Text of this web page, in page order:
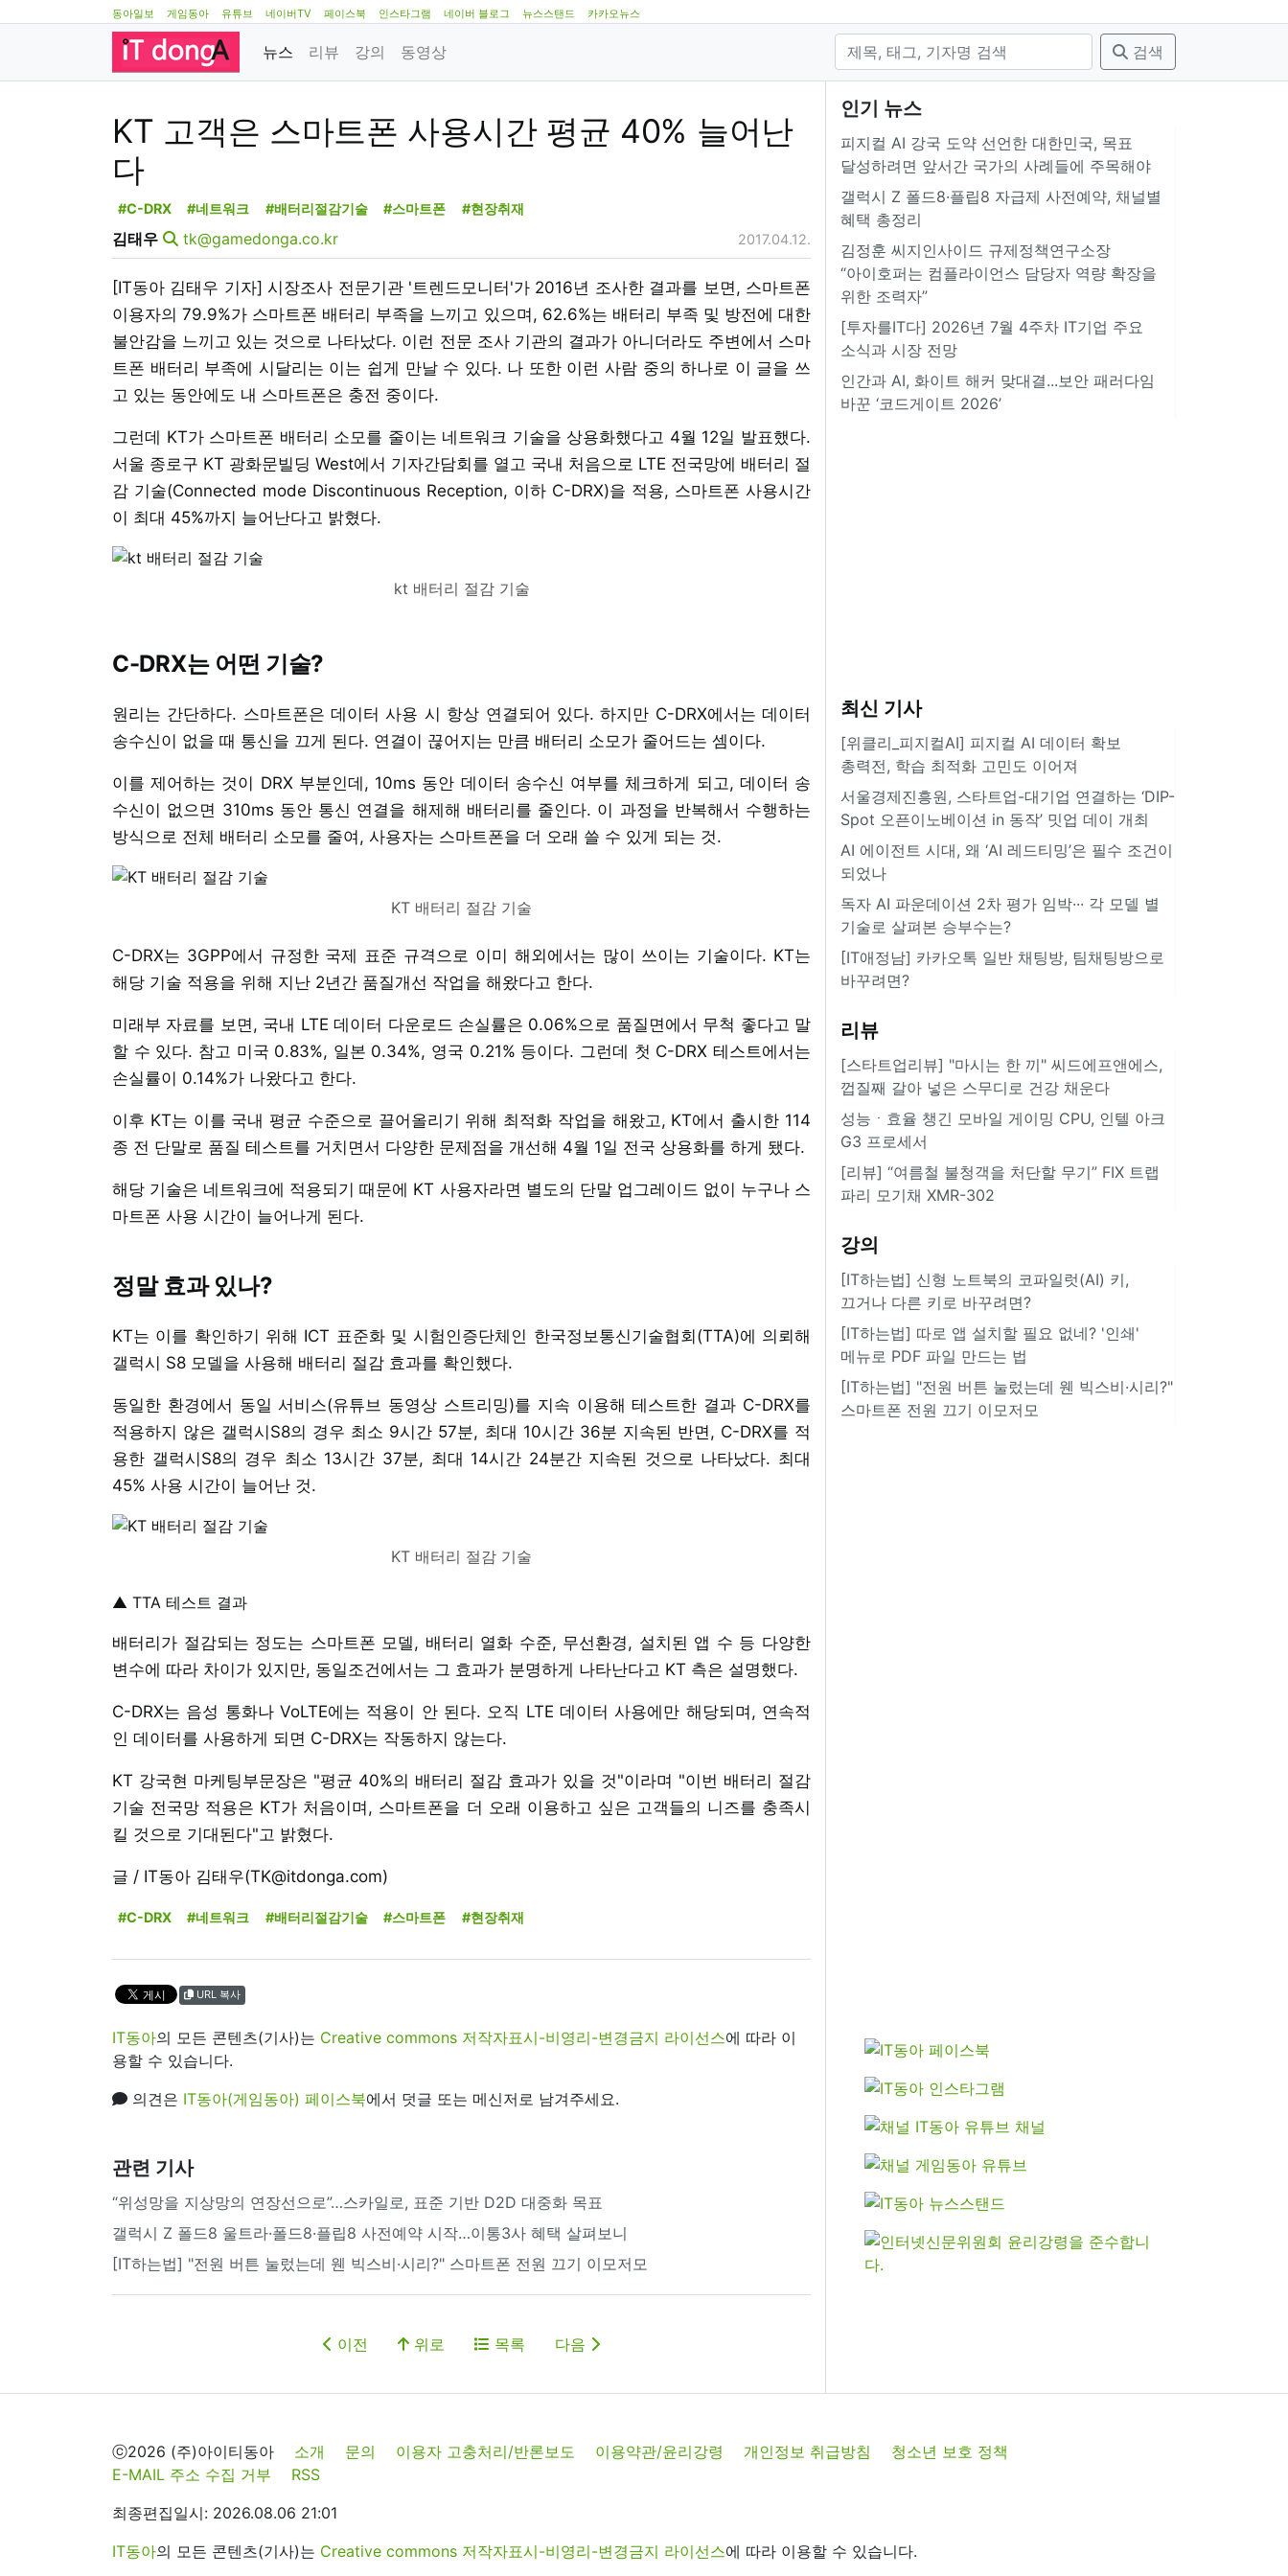
동아일보 게임동아 유튜브 네이버TV 페이스북 인스타그램 네이버 블로그 뉴스스탠드 카카오뉴스
뉴스 리뷰 강의 동영상 검색
KT 고객은 스마트폰 사용시간 평균 40% 늘어난
다
#C-DRX #네트워크 #배터리절감기술 #스마트폰 #현장취재
김태우 tk@gamedonga.co.kr 2017.04.12.
[IT동아 김태우 기자] 시장조사 전문기관 '트렌드모니터'가 2016년 조사한 결과를 보면, 스마트폰
이용자의 79.9%가 스마트폰 배터리 부족을 느끼고 있으며, 62.6%는 배터리 부족 및 방전에 대한
불안감을 느끼고 있는 것으로 나타났다. 이런 전문 조사 기관의 결과가 아니더라도 주변에서 스마
트폰 배터리 부족에 시달리는 이는 쉽게 만날 수 있다. 나 또한 이런 사람 중의 하나로 이 글을 쓰
고 있는 동안에도 내 스마트폰은 충전 중이다.
그런데 KT가 스마트폰 배터리 소모를 줄이는 네트워크 기술을 상용화했다고 4월 12일 발표했다.
서울 종로구 KT 광화문빌딩 West에서 기자간담회를 열고 국내 처음으로 LTE 전국망에 배터리 절
감 기술(Connected mode Discontinuous Reception, 이하 C-DRX)을 적용, 스마트폰 사용시간
이 최대 45%까지 늘어난다고 밝혔다.
kt 배터리 절감 기술
C-DRX는 어떤 기술?
원리는 간단하다. 스마트폰은 데이터 사용 시 항상 연결되어 있다. 하지만 C-DRX에서는 데이터
송수신이 없을 때 통신을 끄게 된다. 연결이 끊어지는 만큼 배터리 소모가 줄어드는 셈이다.
이를 제어하는 것이 DRX 부분인데, 10ms 동안 데이터 송수신 여부를 체크하게 되고, 데이터 송
수신이 없으면 310ms 동안 통신 연결을 해제해 배터리를 줄인다. 이 과정을 반복해서 수행하는
방식으로 전체 배터리 소모를 줄여, 사용자는 스마트폰을 더 오래 쓸 수 있게 되는 것.
KT 배터리 절감 기술
C-DRX는 3GPP에서 규정한 국제 표준 규격으로 이미 해외에서는 많이 쓰이는 기술이다. KT는
해당 기술 적용을 위해 지난 2년간 품질개선 작업을 해왔다고 한다.
미래부 자료를 보면, 국내 LTE 데이터 다운로드 손실률은 0.06%으로 품질면에서 무척 좋다고 말
할 수 있다. 참고 미국 0.83%, 일본 0.34%, 영국 0.21% 등이다. 그런데 첫 C-DRX 테스트에서는
손실률이 0.14%가 나왔다고 한다.
이후 KT는 이를 국내 평균 수준으로 끌어올리기 위해 최적화 작업을 해왔고, KT에서 출시한 114
종 전 단말로 품질 테스트를 거치면서 다양한 문제점을 개선해 4월 1일 전국 상용화를 하게 됐다.
해당 기술은 네트워크에 적용되기 때문에 KT 사용자라면 별도의 단말 업그레이드 없이 누구나 스
마트폰 사용 시간이 늘어나게 된다.
정말 효과 있나?
KT는 이를 확인하기 위해 ICT 표준화 및 시험인증단체인 한국정보통신기술협회(TTA)에 의뢰해
갤럭시 S8 모델을 사용해 배터리 절감 효과를 확인했다.
동일한 환경에서 동일 서비스(유튜브 동영상 스트리밍)를 지속 이용해 테스트한 결과 C-DRX를
적용하지 않은 갤럭시S8의 경우 최소 9시간 57분, 최대 10시간 36분 지속된 반면, C-DRX를 적
용한 갤럭시S8의 경우 최소 13시간 37분, 최대 14시간 24분간 지속된 것으로 나타났다. 최대
45% 사용 시간이 늘어난 것.
KT 배터리 절감 기술
▲ TTA 테스트 결과
배터리가 절감되는 정도는 스마트폰 모델, 배터리 열화 수준, 무선환경, 설치된 앱 수 등 다양한
변수에 따라 차이가 있지만, 동일조건에서는 그 효과가 분명하게 나타난다고 KT 측은 설명했다.
C-DRX는 음성 통화나 VoLTE에는 적용이 안 된다. 오직 LTE 데이터 사용에만 해당되며, 연속적
인 데이터를 사용하게 되면 C-DRX는 작동하지 않는다.
KT 강국현 마케팅부문장은 "평균 40%의 배터리 절감 효과가 있을 것"이라며 "이번 배터리 절감
기술 전국망 적용은 KT가 처음이며, 스마트폰을 더 오래 이용하고 싶은 고객들의 니즈를 충족시
킬 것으로 기대된다"고 밝혔다.
글 / IT동아 김태우(TK@itdonga.com)
#C-DRX #네트워크 #배터리절감기술 #스마트폰 #현장취재
URL 복사
IT동아의 모든 콘텐츠(기사)는 Creative commons 저작자표시-비영리-변경금지 라이선스에 따라 이
용할 수 있습니다.
의견은 IT동아(게임동아) 페이스북에서 덧글 또는 메신저로 남겨주세요.
관련 기사
“위성망을 지상망의 연장선으로”…스카일로, 표준 기반 D2D 대중화 목표
갤럭시 Z 폴드8 울트라·폴드8·플립8 사전예약 시작…이통3사 혜택 살펴보니
[IT하는법] "전원 버튼 눌렀는데 웬 빅스비·시리?" 스마트폰 전원 끄기 이모저모
이전 위로 목록 다음
인기 뉴스
피지컬 AI 강국 도약 선언한 대한민국, 목표
달성하려면 앞서간 국가의 사례들에 주목해야
갤럭시 Z 폴드8·플립8 자급제 사전예약, 채널별
혜택 총정리
김정훈 씨지인사이드 규제정책연구소장
“아이호퍼는 컴플라이언스 담당자 역량 확장을
위한 조력자”
[투자를IT다] 2026년 7월 4주차 IT기업 주요
소식과 시장 전망
인간과 AI, 화이트 해커 맞대결...보안 패러다임
바꾼 ‘코드게이트 2026’
최신 기사
[위클리_피지컬AI] 피지컬 AI 데이터 확보
총력전, 학습 최적화 고민도 이어져
서울경제진흥원, 스타트업-대기업 연결하는 ‘DIP-
Spot 오픈이노베이션 in 동작’ 밋업 데이 개최
AI 에이전트 시대, 왜 ‘AI 레드티밍’은 필수 조건이
되었나
독자 AI 파운데이션 2차 평가 임박··· 각 모델 별
기술로 살펴본 승부수는?
[IT애정남] 카카오톡 일반 채팅방, 팀채팅방으로
바꾸려면?
리뷰
[스타트업리뷰] "마시는 한 끼" 씨드에프앤에스,
껍질째 갈아 넣은 스무디로 건강 채운다
성능ㆍ효율 챙긴 모바일 게이밍 CPU, 인텔 아크
G3 프로세서
[리뷰] “여름철 불청객을 처단할 무기” FIX 트랩
파리 모기채 XMR-302
강의
[IT하는법] 신형 노트북의 코파일럿(AI) 키,
끄거나 다른 키로 바꾸려면?
[IT하는법] 따로 앱 설치할 필요 없네? '인쇄'
메뉴로 PDF 파일 만드는 법
[IT하는법] "전원 버튼 눌렀는데 웬 빅스비·시리?"
스마트폰 전원 끄기 이모저모
ⓒ2026 (주)아이티동아 소개 문의 이용자 고충처리/반론보도 이용약관/윤리강령 개인정보 취급방침
청소년 보호 정책
E-MAIL 주소 수집 거부
RSS
최종편집일시: 2026.08.06 21:01
IT동아의 모든 콘텐츠(기사)는 Creative commons 저작자표시-비영리-변경금지 라이선스에 따라 이용할 수 있습니다.